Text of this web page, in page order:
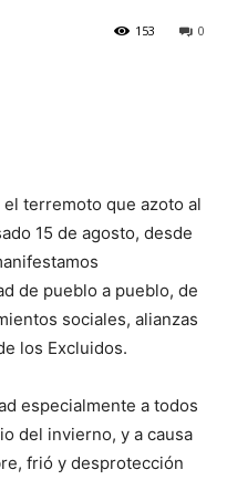
0
153
terremoto que azoto al
15 de agosto, desde
de pueblo a pueblo, de
sociales, alianzas
los Excluidos.
especialmente a todos
del invierno, y a causa
frió y desprotección